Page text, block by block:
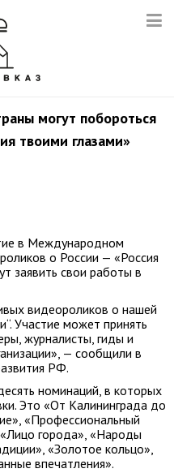
могут побороться
твоими глазами»
в Международном
о России — «Россия
заявить свои работы в
видеороликов о нашей
Участие может принять
журналисты, гиды и
— сообщили в
РФ.
номинаций, в которых
Это «От Калининграда до
«Профессиональный
«Лицо города», «Народы
«Золотое кольцо»,
впечатления».